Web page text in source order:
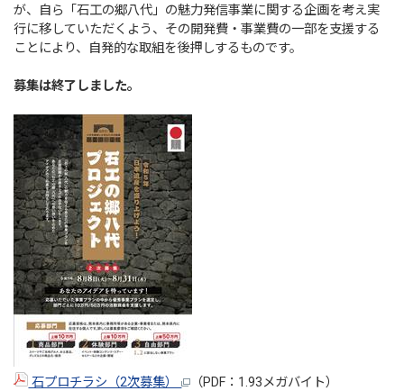
が、自ら「石工の郷八代」の魅力発信事業に関する企画を考え実
行に移していただくよう、その開発費・事業費の一部を支援する
ことにより、自発的な取組を後押しするものです。
募集は終了しました。
石プロチラシ（2次募集） （PDF：1.93メガバイト）